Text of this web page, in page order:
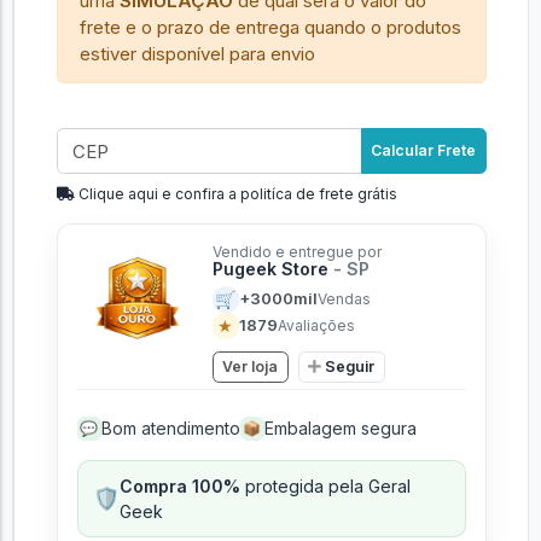
frete e o prazo de entrega quando o produtos
estiver disponível para envio
Calcular Frete
Clique aqui e confira a politíca de frete grátis
Vendido e entregue por
Pugeek Store - SP
🛒 +3000milVendas
★ 1879Avaliações
Ver loja Seguir
💬 Bom atendimento 📦 Embalagem segura
🛡️Compra 100% protegida pela Geral
Geek